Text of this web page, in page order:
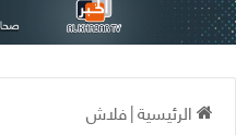
الرئيسية|فلاش